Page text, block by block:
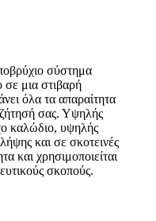
σύστημα
σε μια στιβαρή
όλα τα απαραίτητα
σας. Υψηλής
καλώδιο, υψηλής
και σε σκοτεινές
και χρησιμοποιείται
σκοπούς.